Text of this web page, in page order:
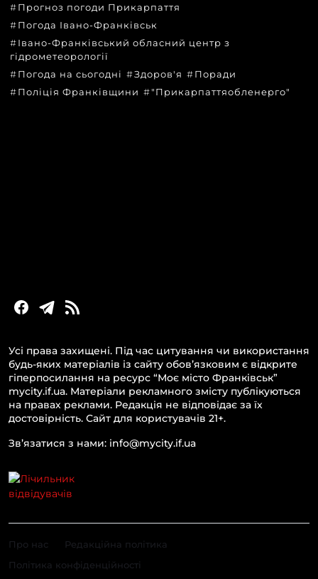
Прогноз погоди Прикарпаття
Погода Івано-Франківськ
Івано-Франківський обласний центр з
гідрометеорології
Погода на сьогодні
Здоров'я
Поради
Поліція Франківщини
"Прикарпаттяобленерго"
Усі права захищені. Під час цитування чи використання
будь-яких матеріалів із сайту обов’язковим є відкрите
гіперпосилання на ресурс “Моє місто Франківськ”
mycity.if.ua. Матеріали рекламного змісту публікуються
на правах реклами. Редакція не відповідає за їх
достовірність. Сайт для користувачів 21+.
Зв’язатися з нами: info@mycity.if.ua
Про нас
Редакційна політика
Політика конфіденційності